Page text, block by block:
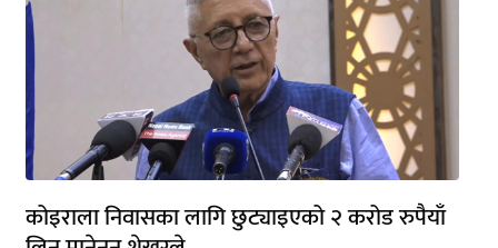
कोइराला निवासका लागि छुट्याइएको २ करोड रुपैयाँ